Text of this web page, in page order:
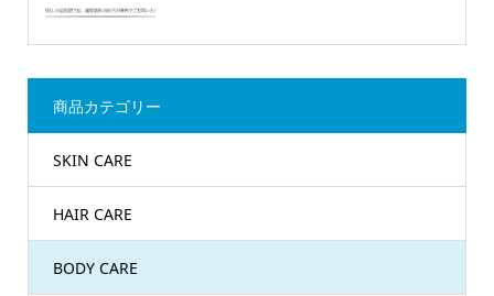
商品カテゴリー
SKIN CARE
HAIR CARE
BODY CARE